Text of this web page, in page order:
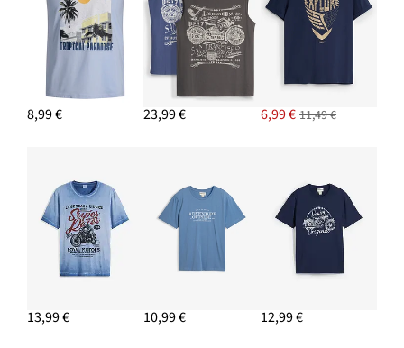
8,99 € 23,99 € 6,99 € 11,49 €
13,99 € 10,99 € 12,99 €